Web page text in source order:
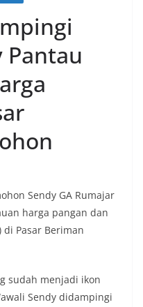
Pantau
Sendy GA Rumajar
harga pangan dan
Pasar Beriman
sudah menjadi ikon
Sendy didampingi